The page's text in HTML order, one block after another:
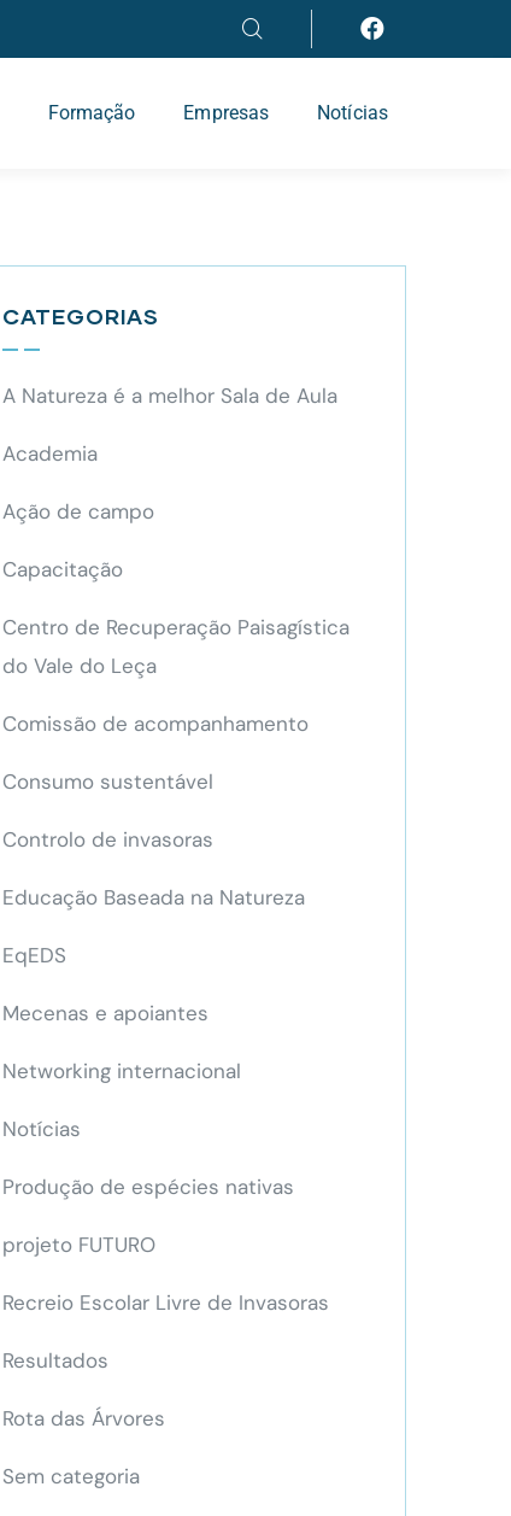
Formação Empresas Notícias
CATEGORIAS
A Natureza é a melhor Sala de Aula
Academia
Ação de campo
Capacitação
Centro de Recuperação Paisagística
do Vale do Leça
Comissão de acompanhamento
Consumo sustentável
Controlo de invasoras
Educação Baseada na Natureza
EqEDS
Mecenas e apoiantes
Networking internacional
Notícias
Produção de espécies nativas
projeto FUTURO
Recreio Escolar Livre de Invasoras
Resultados
Rota das Árvores
Sem categoria